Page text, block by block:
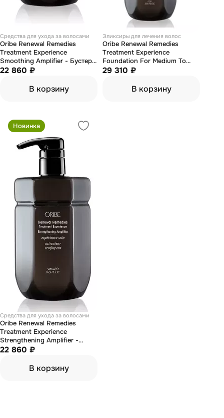
Средства для ухода за волосами
Oribe Renewal Remedies
Treatment Experience
Smoothing Amplifier - Бустер
гладкости волос
22 860 ₽
В корзину
Эликсиры для лечения волос
Oribe Renewal Remedies
Treatment Experience
Foundation For Medium To
Coarse Hair - Основа для
"преображение и роскошь"
29 310 ₽
В корзину
Новинка
Средства для ухода за волосами
Oribe Renewal Remedies
Treatment Experience
Strengthening Amplifier -
Бустер прочности волос
22 860 ₽
В корзину